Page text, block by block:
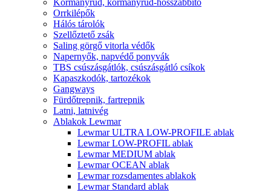
Orrkilépők
Hálós tárolók
Szellőztető zsák
Saling görgő vitorla védők
Napernyők, napvédő ponyvák
TBS csúszásgátlók, csúszásgátló csíkok
Kapaszkodók, tartozékok
Gangways
Fürdőtrepnik, fartrepnik
Latni, latnivég
Ablakok Lewmar
Lewmar ULTRA LOW-PROFILE ablak
Lewmar LOW-PROFIL ablak
Lewmar MEDIUM ablak
Lewmar OCEAN ablak
Lewmar rozsdamentes ablakok
Lewmar Standard ablak